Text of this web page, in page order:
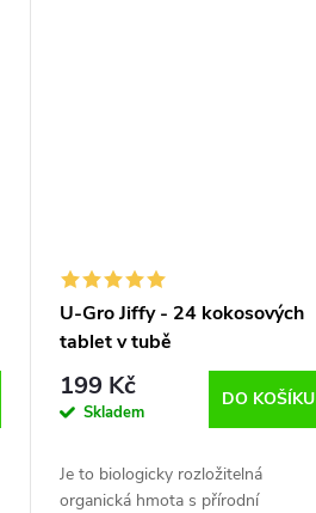
U-Gro Jiffy - 24 kokosových
tablet v tubě
199 Kč
Skladem
DO KOŠÍKU
Je to biologicky rozložitelná
organická hmota s přírodní